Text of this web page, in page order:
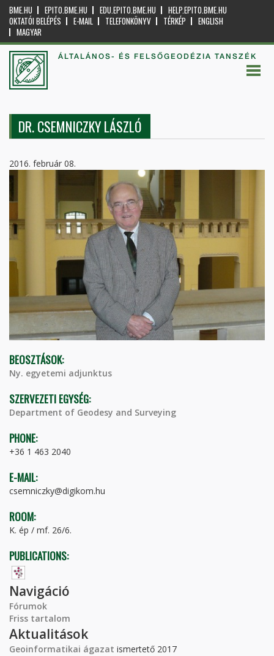
BME.HU EPITO.BME.HU EDU.EPITO.BME.HU
HELP.EPITO.BME.HU
OKTATÓI BELÉPÉS
E-MAIL TELEFONKÖNYV TÉRKÉP
ENGLISH
MAGYAR
ÁLTALÁNOS- ÉS FELSŐGEODÉZIA TANSZÉK
DR. CSEMNICZKY LÁSZLÓ
2016. február 08.
BEOSZTÁSOK:
Ny. egyetemi adjunktus
SZERVEZETI EGYSÉG:
Department of Geodesy and Surveying
PHONE:
+36 1 463 2040
E-MAIL:
csemniczky@digikom.hu
ROOM:
K. ép / mf. 26/6.
PUBLICATIONS:
Navigáció
Fórumok
Friss tartalom
Aktualitások
Geoinformatikai ágazat ismertető 2017